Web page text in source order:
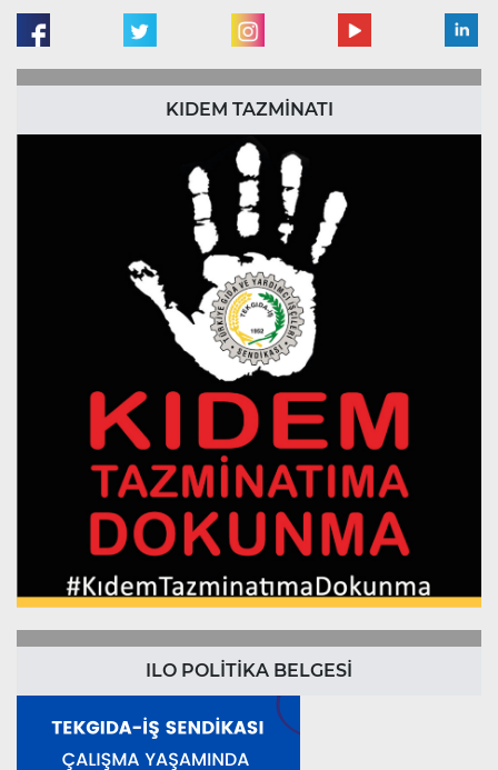
KIDEM TAZMİNATI
ILO POLİTİKA BELGESİ